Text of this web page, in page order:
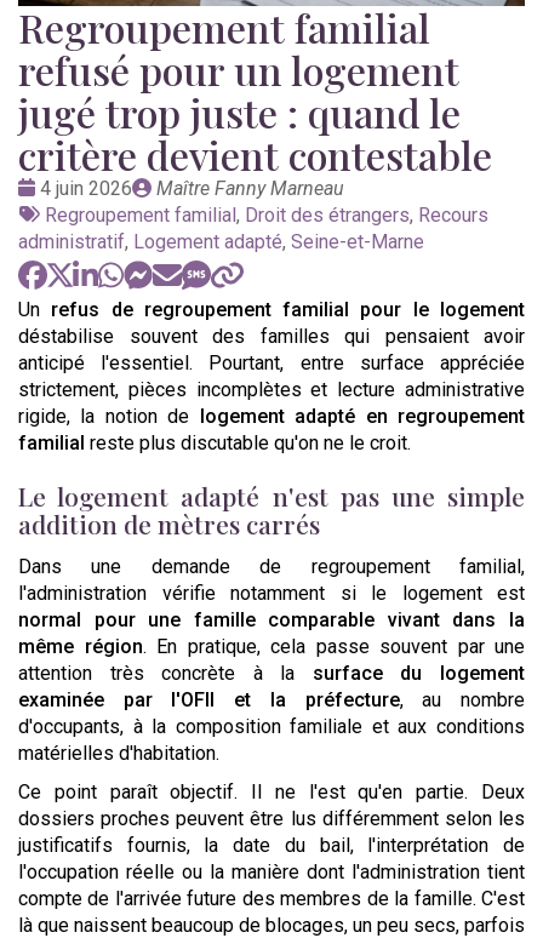
Regroupement familial
refusé pour un logement
jugé trop juste : quand le
critère devient contestable
Date
:
4 juin 2026
Publié
par
Maître Fanny Marneau
Tags
:
Regroupement familial, Droit des étrangers, Recours
administratif, Logement adapté, Seine-et-Marne
Un refus de regroupement familial pour le logement
déstabilise souvent des familles qui pensaient avoir
anticipé l'essentiel. Pourtant, entre surface appréciée
strictement, pièces incomplètes et lecture administrative
rigide, la notion de logement adapté en regroupement
familial reste plus discutable qu'on ne le croit.
Le logement adapté n'est pas une simple
addition de mètres carrés
Dans une demande de regroupement familial,
l'administration vérifie notamment si le logement est
normal pour une famille comparable vivant dans la
même région. En pratique, cela passe souvent par une
attention très concrète à la surface du logement
examinée par l'OFII et la préfecture, au nombre
d'occupants, à la composition familiale et aux conditions
matérielles d'habitation.
Ce point paraît objectif. Il ne l'est qu'en partie. Deux
dossiers proches peuvent être lus différemment selon les
justificatifs fournis, la date du bail, l'interprétation de
l'occupation réelle ou la manière dont l'administration tient
compte de l'arrivée future des membres de la famille. C'est
là que naissent beaucoup de blocages, un peu secs, parfois